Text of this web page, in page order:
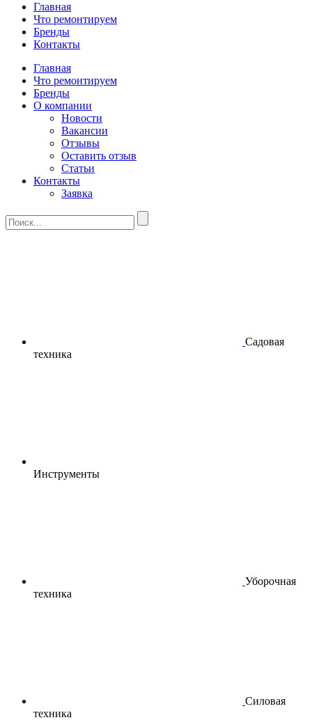
Главная
Что ремонтируем
Бренды
Контакты
Главная
Что ремонтируем
Бренды
О компании
Новости
Вакансии
Отзывы
Оставить отзыв
Статьи
Контакты
Заявка
Садовая
техника
Инструменты
Уборочная
техника
Силовая
техника